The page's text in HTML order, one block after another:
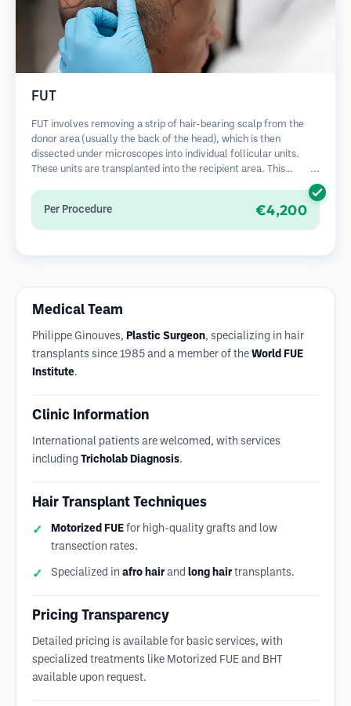
FUT
FUT involves removing a strip of hair-bearing scalp from the
donor area (usually the back of the head), which is then
dissected under microscopes into individual follicular units.
These units are transplanted into the recipient area. This
leaves a linear scar.
Per Procedure €4,200
Medical Team
Philippe Ginouves, Plastic Surgeon, specializing in hair
transplants since 1985 and a member of the World FUE
Institute.
Clinic Information
International patients are welcomed, with services
including Tricholab Diagnosis.
Hair Transplant Techniques
Motorized FUE for high-quality grafts and low
transection rates.
Specialized in afro hairand long hairtransplants.
Pricing Transparency
Detailed pricing is available for basic services, with
specialized treatments like Motorized FUE and BHT
available upon request.